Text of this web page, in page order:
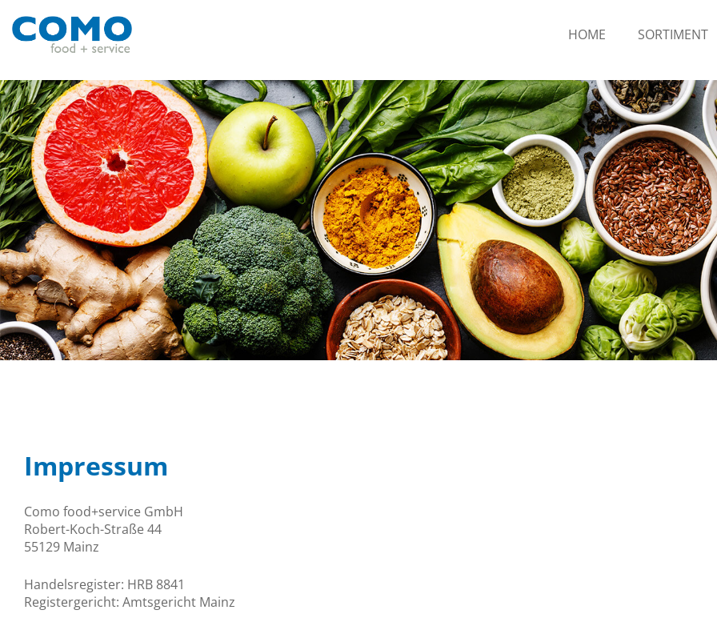
HOME SORTIMENT
Impressum
Como food+service GmbH
Robert-Koch-Straße 44
55129 Mainz
Handelsregister: HRB 8841
Registergericht: Amtsgericht Mainz